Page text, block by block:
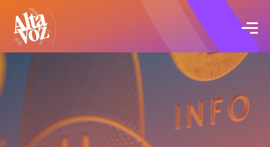
Click acá para ir directamente al contenido
Blog